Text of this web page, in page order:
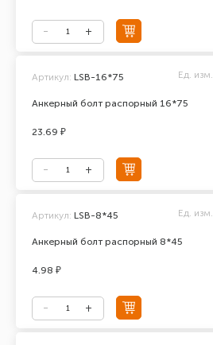
Анкерный болт распорный 16*75
Артикул: LSB-16*75 Ед. изм.
23.69 ₽
Анкерный болт распорный 8*45
Артикул: LSB-8*45 Ед. изм.
4.98 ₽